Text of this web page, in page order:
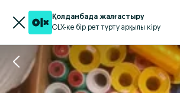
Қолданбада жалғастыру
OLX-ке бір рет түрту арқылы кіру